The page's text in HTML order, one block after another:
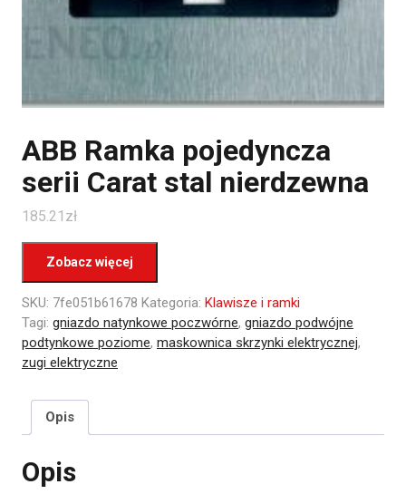
ABB Ramka pojedyncza
serii Carat stal nierdzewna
185.21 zł
Zobacz więcej
SKU: 7fe051b61678 Kategoria: Klawisze i ramki
Tagi: gniazdo natynkowe poczwórne, gniazdo podwójne
podtynkowe poziome, maskownica skrzynki elektrycznej,
zugi elektryczne
Opis
Opis